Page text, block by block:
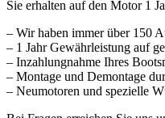
Sie erhalten auf den Motor 1
– Wir haben immer über 150
– 1 Jahr Gewährleistung auf
– Inzahlungnahme Ihres
– Montage und Demontage
– Neumotoren und spezielle